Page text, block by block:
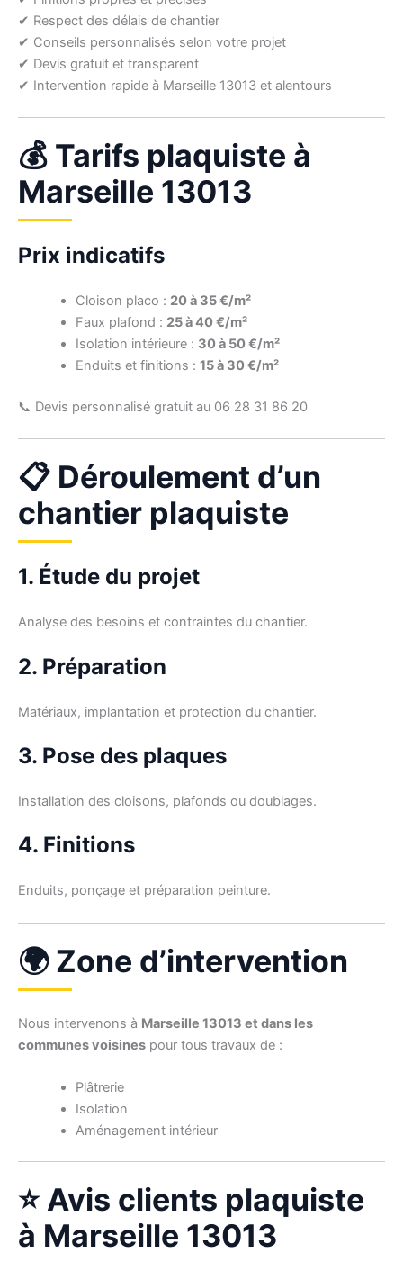
✔ Respect des délais de chantier
✔ Conseils personnalisés selon votre projet
✔ Devis gratuit et transparent
✔ Intervention rapide à Marseille 13013 et alentours
💰 Tarifs plaquiste à
Marseille 13013
Prix indicatifs
Cloison placo : 20 à 35 €/m²
Faux plafond : 25 à 40 €/m²
Isolation intérieure : 30 à 50 €/m²
Enduits et finitions : 15 à 30 €/m²
📞 Devis personnalisé gratuit au 06 28 31 86 20
📋 Déroulement d’un
chantier plaquiste
1. Étude du projet
Analyse des besoins et contraintes du chantier.
2. Préparation
Matériaux, implantation et protection du chantier.
3. Pose des plaques
Installation des cloisons, plafonds ou doublages.
4. Finitions
Enduits, ponçage et préparation peinture.
🌍 Zone d’intervention
Nous intervenons à Marseille 13013 et dans les
communes voisines pour tous travaux de :
Plâtrerie
Isolation
Aménagement intérieur
⭐ Avis clients plaquiste
à Marseille 13013